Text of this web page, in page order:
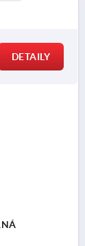
DETAILY